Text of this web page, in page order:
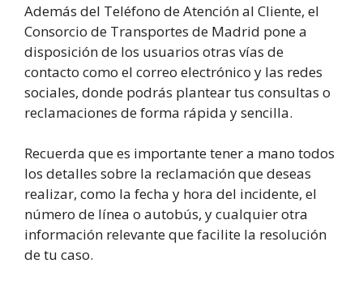
Además del Teléfono de Atención al Cliente, el
Consorcio de Transportes de Madrid pone a
disposición de los usuarios otras vías de
contacto como el correo electrónico y las redes
sociales, donde podrás plantear tus consultas o
reclamaciones de forma rápida y sencilla.
Recuerda que es importante tener a mano todos
los detalles sobre la reclamación que deseas
realizar, como la fecha y hora del incidente, el
número de línea o autobús, y cualquier otra
información relevante que facilite la resolución
de tu caso.